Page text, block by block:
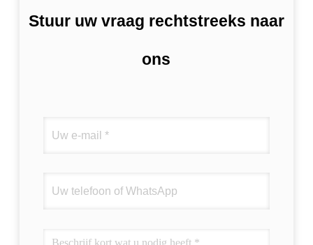
Stuur uw vraag rechtstreeks naar
ons